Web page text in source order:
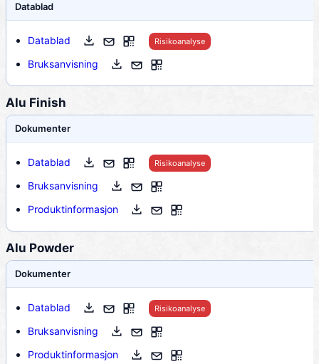
Datablad
Datablad Risikoanalyse
Bruksanvisning
Alu Finish
Dokumenter
Datablad Risikoanalyse
Bruksanvisning
Produktinformasjon
Alu Powder
Dokumenter
Datablad Risikoanalyse
Bruksanvisning
Produktinformasjon